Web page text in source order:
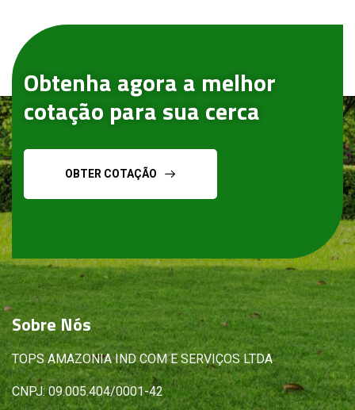
Obtenha agora a melhor
cotação para sua cerca
OBTER COTAÇÃO
SobreNós
TOPS AMAZONIA IND COM E SERVIÇOS LTDA
CNPJ: 09.005.404/0001-42